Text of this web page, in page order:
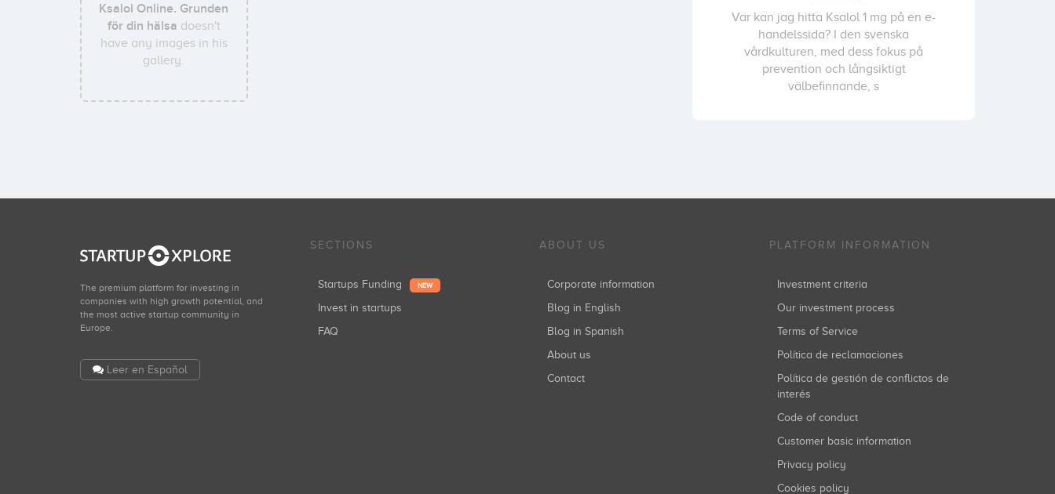
Ksalol Online. Grunden
för din hälsa doesn't
have any images in his
gallery.
Var kan jag hitta Ksalol 1 mg på en e-
handelssida? I den svenska
vårdkulturen, med dess fokus på
prevention och långsiktigt
välbefinnande, s
The premium platform for investing in
companies with high growth potential, and
the most active startup community in
Europe.
Leer en Español
SECTIONS
Startups Funding NEW
Invest in startups
FAQ
ABOUT US
Corporate information
Blog in English
Blog in Spanish
About us
Contact
PLATFORM INFORMATION
Investment criteria
Our investment process
Terms of Service
Política de reclamaciones
Política de gestión de conflictos de
interés
Code of conduct
Customer basic information
Privacy policy
Cookies policy